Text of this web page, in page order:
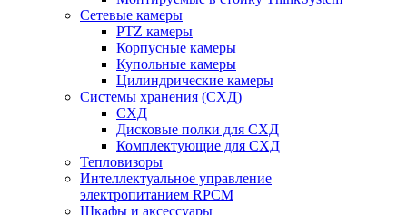
Сетевые камеры
PTZ камеры
Корпусные камеры
Купольные камеры
Цилиндрические камеры
Системы хранения (СХД)
СХД
Дисковые полки для СХД
Комплектующие для СХД
Тепловизоры
Интеллектуальное управление
электропитанием RPCM
Шкафы и аксессуары